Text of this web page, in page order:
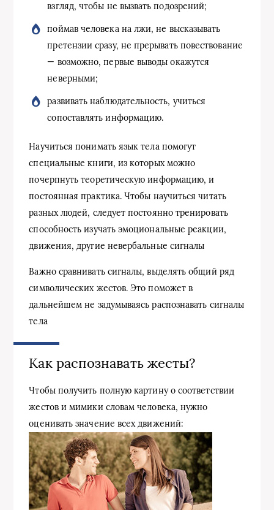
взгляд, чтобы не вызвать подозрений;
поймав человека на лжи, не высказывать
претензии сразу, не прерывать повествование
— возможно, первые выводы окажутся
неверными;
развивать наблюдательность, учиться
сопоставлять информацию.
Научиться понимать язык тела помогут
специальные книги, из которых можно
почерпнуть теоретическую информацию, и
постоянная практика. Чтобы научиться читать
разных людей, следует постоянно тренировать
способность изучать эмоциональные реакции,
движения, другие невербальные сигналы
Важно сравнивать сигналы, выделять общий ряд
символических жестов. Это поможет в
дальнейшем не задумываясь распознавать сигналы
тела
Как распознавать жесты?
Чтобы получить полную картину о соответствии
жестов и мимики словам человека, нужно
оценивать значение всех движений: